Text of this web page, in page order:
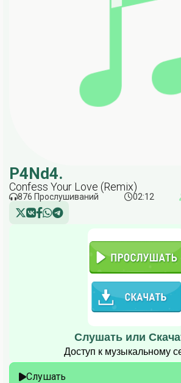
P4Nd4.
Confess Your Love (Remix)
876 Прослушиваний 02:12
Слушать или
Доступ к музыкальному
Слушать